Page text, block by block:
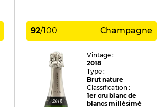
92/100 Champagne
Vintage :
2018
Type :
Brut nature
Classification :
1er cru blanc de
blancs millésimé